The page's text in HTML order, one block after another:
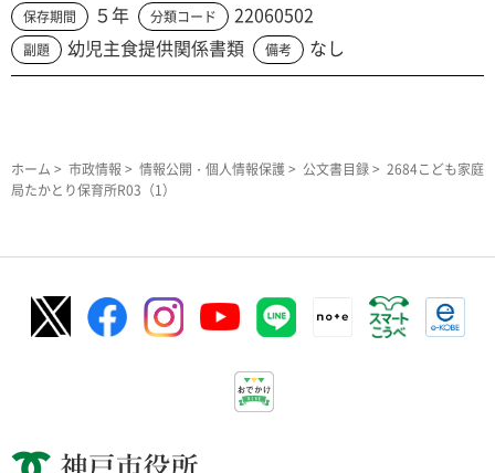
保存期間 ５年 分類コード 22060502
副題 幼児主食提供関係書類 備考 なし
ホーム > 市政情報 > 情報公開・個人情報保護> 公文書目録> 2684こども家庭
局たかとり保育所R03（1）